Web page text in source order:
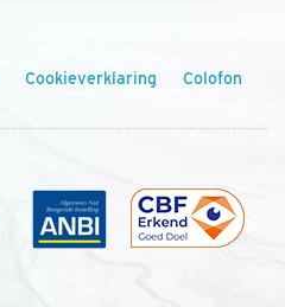
Cookieverklaring Colofon